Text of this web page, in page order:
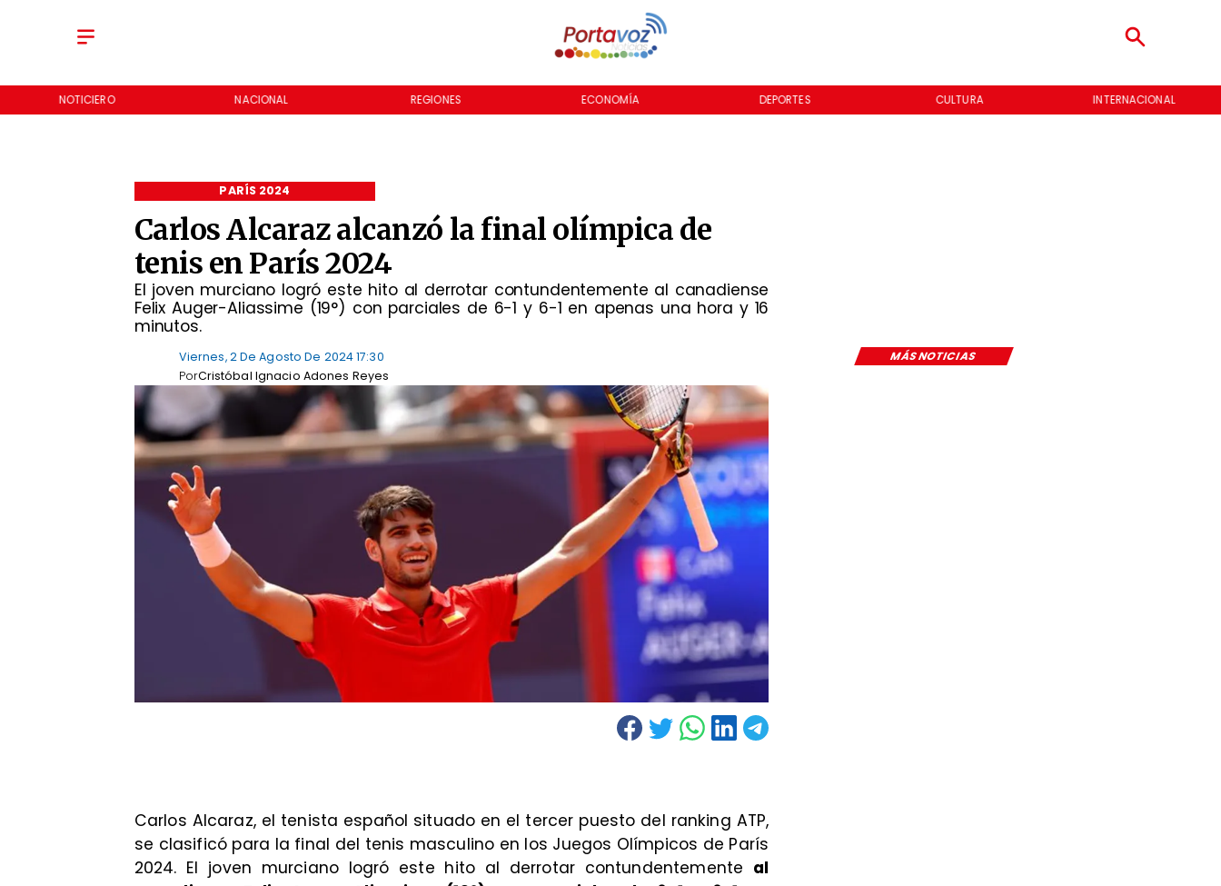
NOTICIERO NACIONAL REGIONES ECONOMÍA DEPORTES CULTURA INTERNACIONAL
Carlos Alcaraz alcanzó la final olímpica de
tenis en París 2024
​El joven murciano logró este hito al derrotar contundentemente al canadiense
Felix Auger-Aliassime (19°) con parciales de 6-1 y 6-1 en apenas una hora y 16
minutos.
PARÍS 2024
MÁS NOTICIAS
Viernes, 2 De Agosto De 2024 17:30
Cristóbal Ignacio Adones Reyes
Por
Carlos Alcaraz, el tenista español situado en el tercer puesto del ranking ATP,
se clasificó para la final del tenis masculino en los Juegos Olímpicos de París
2024. El joven murciano logró este hito al derrotar contundentemente al